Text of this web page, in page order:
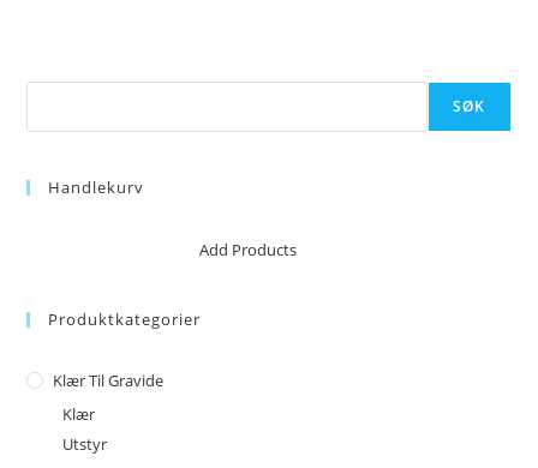
SØK
Handlekurv
No products in the cart.Add Products
Produktkategorier
Klær Til Gravide
Klær
Utstyr